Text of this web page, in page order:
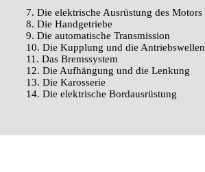
7. Die elektrische Ausrüstung des Motors
8. Die Handgetriebe
9. Die automatische Transmission
10. Die Kupplung und die Antriebswellen
11. Das Bremssystem
12. Die Aufhängung und die Lenkung
13. Die Karosserie
14. Die elektrische Bordausrüstung